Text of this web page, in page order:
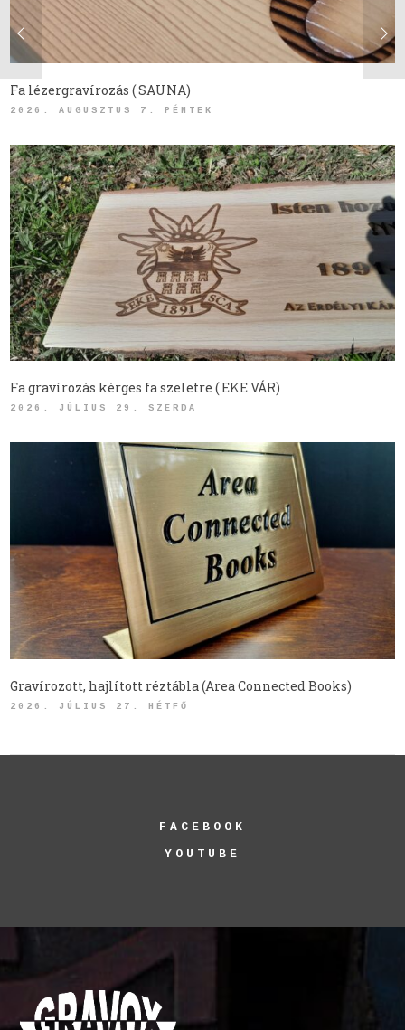
Fa lézergravírozás ( SAUNA)
2026. AUGUSZTUS 7. PÉNTEK
Fa gravírozás kérges fa szeletre ( EKE VÁR)
2026. JÚLIUS 29. SZERDA
Gravírozott, hajlított réztábla (Area Connected Books)
2026. JÚLIUS 27. HÉTFŐ
FACEBOOK
YOUTUBE